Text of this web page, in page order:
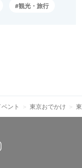
観光・旅行
ント 東京おでかけ